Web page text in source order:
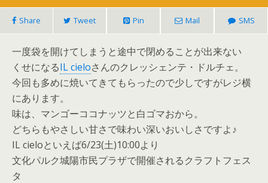
Share Tweet Pin Mail SMS
一度袋を開けてしまうと途中で閉めることが出来ない
くせになるIL cieloさんのクレッシェンテ・ドルチェ。
今回も多めに焼いてきてもらったので少しですがレジ横
にあります。
味は、マンゴーココナッツと白ゴマおから。
どちらもやさしい甘さで味わい深いおいしさですよ♪
IL cieloといえば6/23(土)10:00より
文化パルク城陽市民プラザで開催されるクラフトフェス
タ